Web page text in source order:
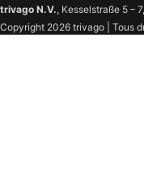
trivago N.V., Kesselstraße 5 –
Copyright 2026 trivago | Tous